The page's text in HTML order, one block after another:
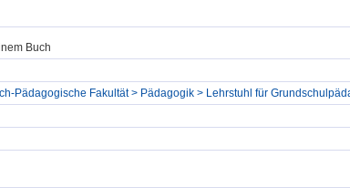
Buch
Pädagogische Fakultät > Pädagogik > Lehrstuhl für